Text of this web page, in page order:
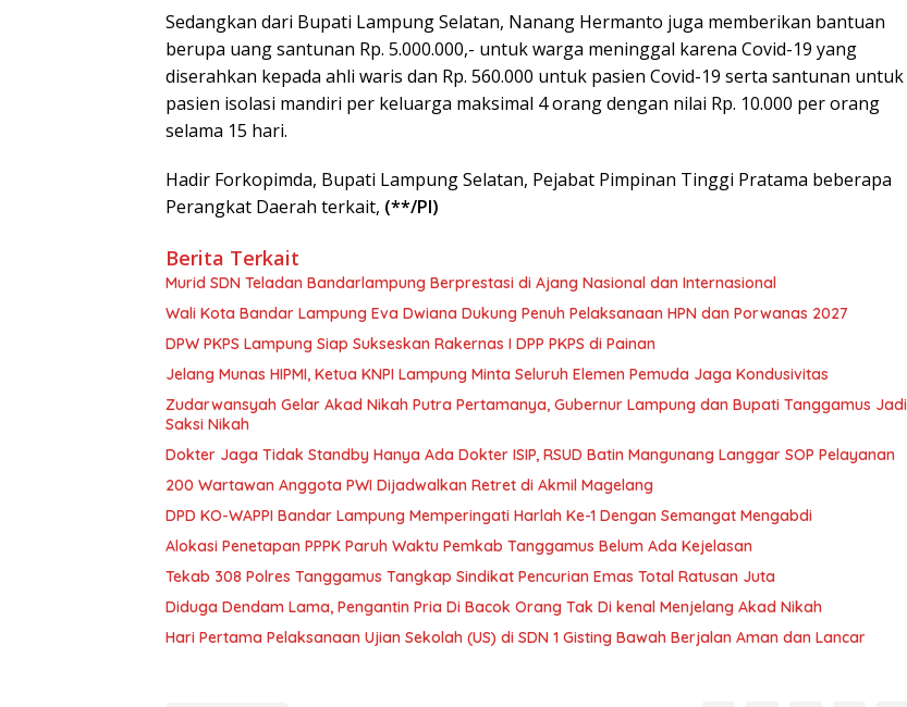
Sedangkan dari Bupati Lampung Selatan, Nanang Hermanto juga memberikan bantuan
berupa uang santunan Rp. 5.000.000,- untuk warga meninggal karena Covid-19 yang
diserahkan kepada ahli waris dan Rp. 560.000 untuk pasien Covid-19 serta santunan untuk
pasien isolasi mandiri per keluarga maksimal 4 orang dengan nilai Rp. 10.000 per orang
selama 15 hari.
Hadir Forkopimda, Bupati Lampung Selatan, Pejabat Pimpinan Tinggi Pratama beberapa
Perangkat Daerah terkait, (**/PI)
Berita Terkait
Murid SDN Teladan Bandarlampung Berprestasi di Ajang Nasional dan Internasional
Wali Kota Bandar Lampung Eva Dwiana Dukung Penuh Pelaksanaan HPN dan Porwanas 2027
DPW PKPS Lampung Siap Sukseskan Rakernas I DPP PKPS di Painan
Jelang Munas HIPMI, Ketua KNPI Lampung Minta Seluruh Elemen Pemuda Jaga Kondusivitas
Zudarwansyah Gelar Akad Nikah Putra Pertamanya, Gubernur Lampung dan Bupati Tanggamus Jadi
Saksi Nikah
Dokter Jaga Tidak Standby Hanya Ada Dokter ISIP, RSUD Batin Mangunang Langgar SOP Pelayanan
200 Wartawan Anggota PWI Dijadwalkan Retret di Akmil Magelang
DPD KO-WAPPI Bandar Lampung Memperingati Harlah Ke-1 Dengan Semangat Mengabdi
Alokasi Penetapan PPPK Paruh Waktu Pemkab Tanggamus Belum Ada Kejelasan
Tekab 308 Polres Tanggamus Tangkap Sindikat Pencurian Emas Total Ratusan Juta
Diduga Dendam Lama, Pengantin Pria Di Bacok Orang Tak Di kenal Menjelang Akad Nikah
Hari Pertama Pelaksanaan Ujian Sekolah (US) di SDN 1 Gisting Bawah Berjalan Aman dan Lancar